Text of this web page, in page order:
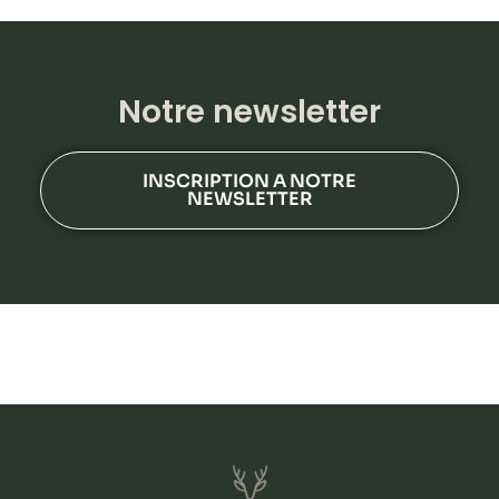
Notre newsletter
INSCRIPTION A NOTRE
NEWSLETTER